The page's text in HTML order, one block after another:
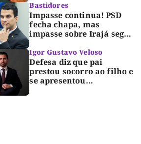
para compor segunda
suplência ao Senado
Bastidores
Impasse continua! PSD
fecha chapa, mas
impasse sobre Irajá segue
TRE; Laurez diz que nome
dele não foi homologado
Igor Gustavo Veloso
Defesa diz que pai
prestou socorro ao filho e
se apresentou